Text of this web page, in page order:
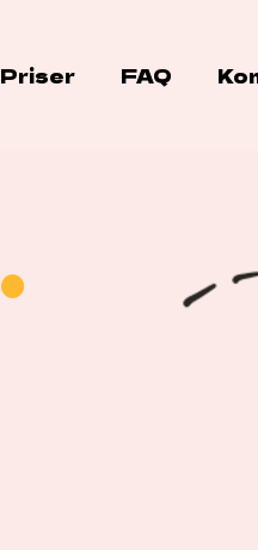
Priser FAQ
.